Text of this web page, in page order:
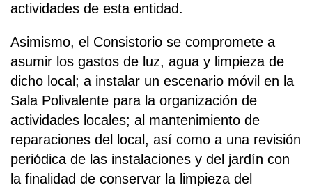
actividades de esta entidad.
Asimismo, el Consistorio se compromete a
asumir los gastos de luz, agua y limpieza de
dicho local; a instalar un escenario móvil en la
Sala Polivalente para la organización de
actividades locales; al mantenimiento de
reparaciones del local, así como a una revisión
periódica de las instalaciones y del jardín con
la finalidad de conservar la limpieza del